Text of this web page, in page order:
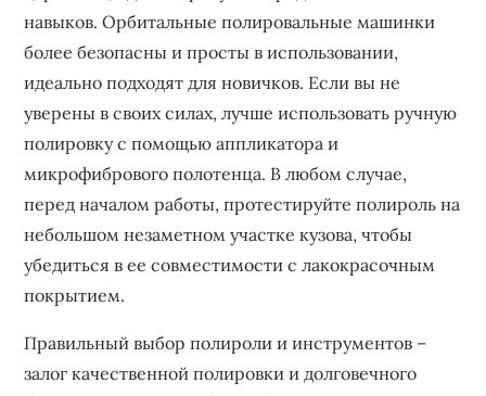
навыков. Орбитальные полировальные машинки
более безопасны и просты в использовании‚
идеально подходят для новичков. Если вы не
уверены в своих силах‚ лучше использовать ручную
полировку с помощью аппликатора и
микрофибрового полотенца. В любом случае‚
перед началом работы‚ протестируйте полироль на
небольшом незаметном участке кузова‚ чтобы
убедиться в ее совместимости с лакокрасочным
покрытием.
Правильный выбор полироли и инструментов –
залог качественной полировки и долговечного